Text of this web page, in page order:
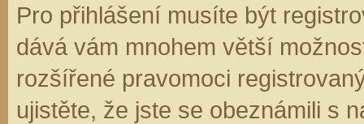
Pro přihlášení musíte být
dává vám mnohem větší
rozšířené pravomoci
ujistěte, že jste se obeznámili s